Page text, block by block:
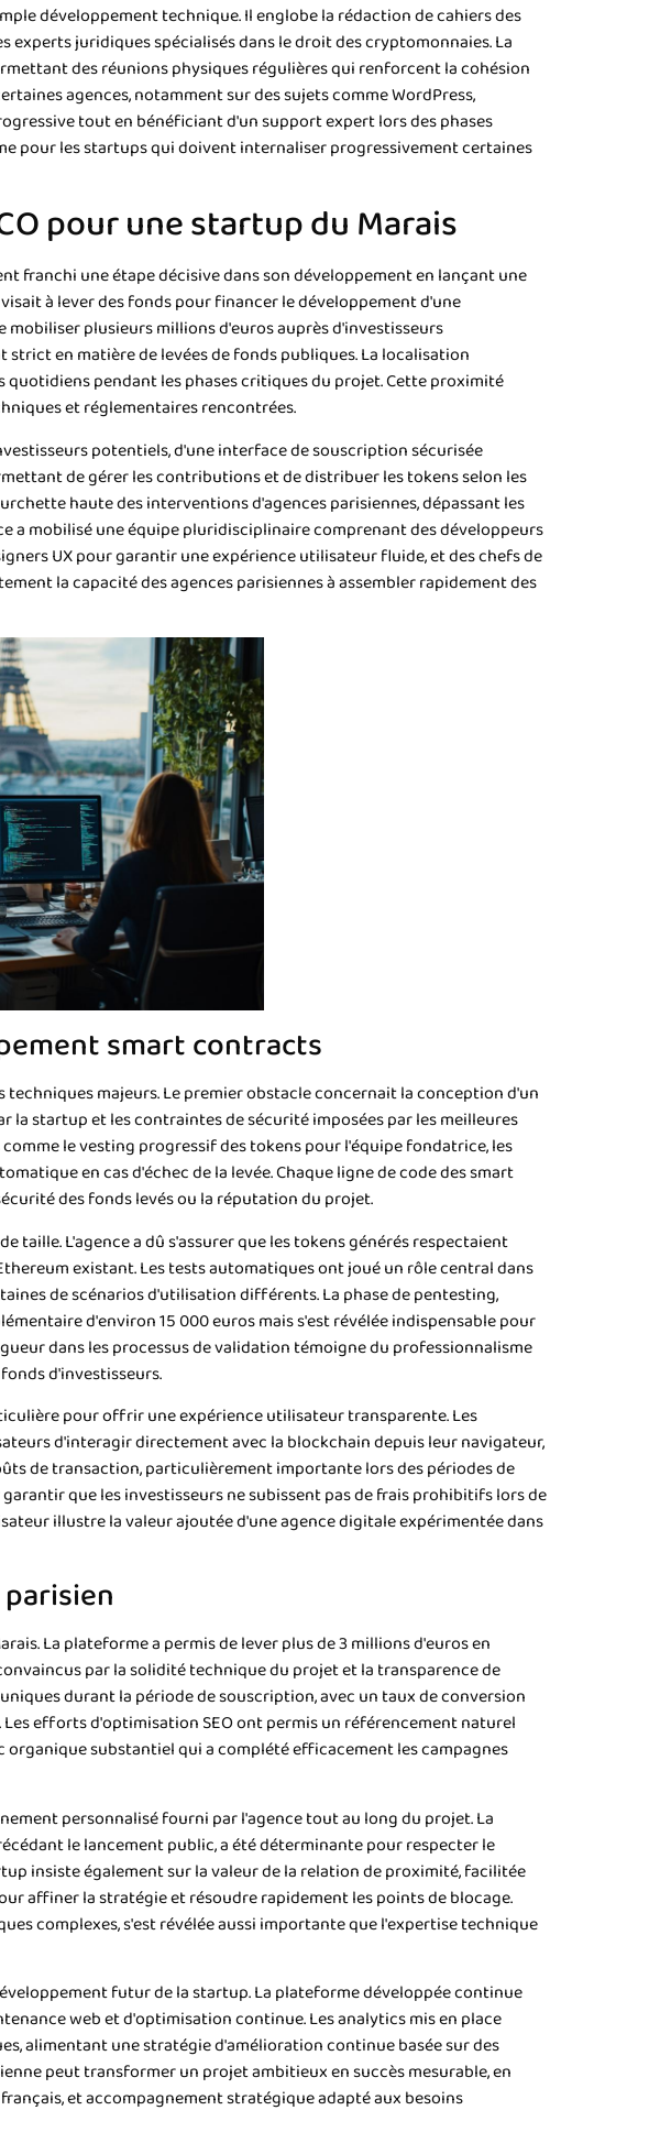
développement technique. Il englobe la rédaction de cahiers des
juridiques spécialisés dans le droit des cryptomonnaies. La
des réunions physiques régulières qui renforcent la cohésion
agences, notamment sur des sujets comme WordPress,
tout en bénéficiant d'un support expert lors des phases
pour les startups qui doivent internaliser progressivement certaines
pour une startup du Marais
franchi une étape décisive dans son développement en lançant une
à lever des fonds pour financer le développement d'une
plusieurs millions d'euros auprès d'investisseurs
en matière de levées de fonds publiques. La localisation
pendant les phases critiques du projet. Cette proximité
et réglementaires rencontrées.
potentiels, d'une interface de souscription sécurisée
de gérer les contributions et de distribuer les tokens selon les
haute des interventions d'agences parisiennes, dépassant les
a mobilisé une équipe pluridisciplinaire comprenant des développeurs
UX pour garantir une expérience utilisateur fluide, et des chefs de
la capacité des agences parisiennes à assembler rapidement des
smart contracts
majeurs. Le premier obstacle concernait la conception d'un
startup et les contraintes de sécurité imposées par les meilleures
le vesting progressif des tokens pour l'équipe fondatrice, les
en cas d'échec de la levée. Chaque ligne de code des smart
des fonds levés ou la réputation du projet.
L'agence a dû s'assurer que les tokens générés respectaient
existant. Les tests automatiques ont joué un rôle central dans
de scénarios d'utilisation différents. La phase de pentesting,
d'environ 15 000 euros mais s'est révélée indispensable pour
dans les processus de validation témoigne du professionnalisme
d'investisseurs.
pour offrir une expérience utilisateur transparente. Les
d'interagir directement avec la blockchain depuis leur navigateur,
de transaction, particulièrement importante lors des périodes de
que les investisseurs ne subissent pas de frais prohibitifs lors de
illustre la valeur ajoutée d'une agence digitale expérimentée dans
La plateforme a permis de lever plus de 3 millions d'euros en
par la solidité technique du projet et la transparence de
durant la période de souscription, avec un taux de conversion
efforts d'optimisation SEO ont permis un référencement naturel
organique substantiel qui a complété efficacement les campagnes
personnalisé fourni par l'agence tout au long du projet. La
le lancement public, a été déterminante pour respecter le
insiste également sur la valeur de la relation de proximité, facilitée
affiner la stratégie et résoudre rapidement les points de blocage.
complexes, s'est révélée aussi importante que l'expertise technique
futur de la startup. La plateforme développée continue
web et d'optimisation continue. Les analytics mis en place
alimentant une stratégie d'amélioration continue basée sur des
peut transformer un projet ambitieux en succès mesurable, en
et accompagnement stratégique adapté aux besoins